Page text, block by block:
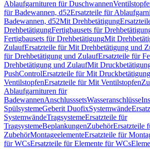
Ablaufgarnituren für Duschwannen
für Badewannen, d52Ersatzteile für
Badewannen, d52Mit Drehbetätigung
DrehbetätigungFertigbausets für
Fertigbausets für DrehbetätigungMit
ZulaufErsatzteile für Mit Drehbetätigung und
für Drehbetätigung und ZulaufErsatzteile für
Drehbetätigung und ZulaufMit
PushControlErsatzteile für Mit
VentilstopfenErsatzteile für Mit Ventilstopfen
Ablaufgarnituren für
BadewannenAnschlusssetsWasseranschlüsse
SpülsystemeGeberit DuofixSystemwände
SystemwändeTragsystemeErsatzteile für
TragsystemeBeplankungenZubehörErsatzteile
ZubehörMontageelementeErsatzteile für
für WCsErsatzteile für Elemente für WCs